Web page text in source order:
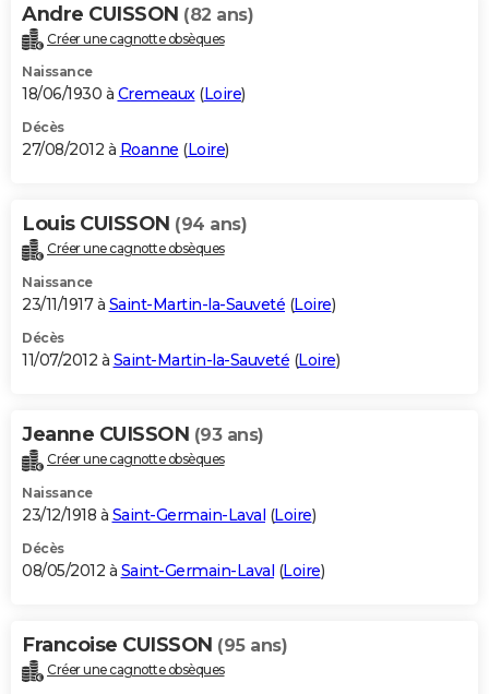
Andre CUISSON (82 ans)
Créer une cagnotte obsèques
Naissance
18/06/1930 à Cremeaux(Loire)
Décès
27/08/2012 à Roanne (Loire)
Louis CUISSON (94 ans)
Créer une cagnotte obsèques
Naissance
23/11/1917 à Saint-Martin-la-Sauveté (Loire)
Décès
11/07/2012 à Saint-Martin-la-Sauveté (Loire)
Jeanne CUISSON (93 ans)
Créer une cagnotte obsèques
Naissance
23/12/1918 à Saint-Germain-Laval (Loire)
Décès
08/05/2012 à Saint-Germain-Laval (Loire)
Francoise CUISSON (95 ans)
Créer une cagnotte obsèques